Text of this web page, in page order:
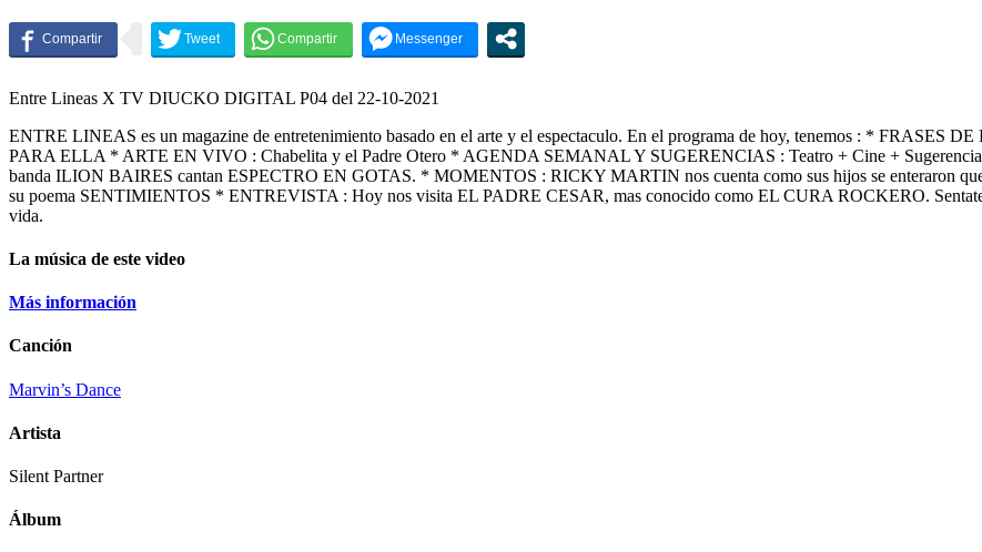
Entre Lineas X TV DIUCKO DIGITAL P04 del 22-10-2021
ENTRE LINEAS es un magazine de entretenimiento basado en el arte y el espectaculo. En el programa de hoy, tenemos : * FRASES
PARA ELLA * ARTE EN VIVO : Chabelita y el Padre Otero * AGENDA SEMANAL Y SUGERENCIAS : Teatro + Cine +
banda ILION BAIRES cantan ESPECTRO EN GOTAS. * MOMENTOS : RICKY MARTIN nos cuenta como sus hijos se enteraron
su poema SENTIMIENTOS * ENTREVISTA : Hoy nos visita EL PADRE CESAR, mas conocido como EL CURA ROCKERO.
vida.
La música de este video
Más información
Canción
Marvin’s Dance
Artista
Silent Partner
Álbum